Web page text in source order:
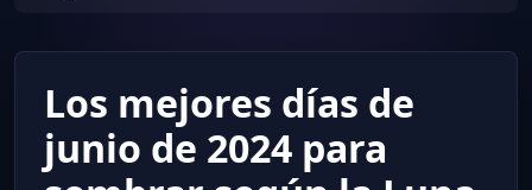
Los mejores días de
junio de 2024 para